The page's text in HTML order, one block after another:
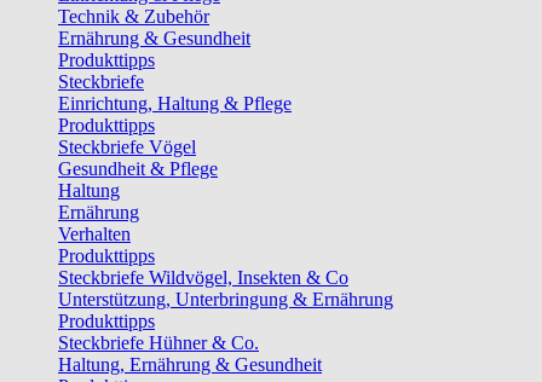
Technik & Zubehör
Ernährung & Gesundheit
Produkttipps
Steckbriefe
Einrichtung, Haltung & Pflege
Produkttipps
Steckbriefe Vögel
Gesundheit & Pflege
Haltung
Ernährung
Verhalten
Produkttipps
Steckbriefe Wildvögel, Insekten & Co
Unterstützung, Unterbringung & Ernährung
Produkttipps
Steckbriefe Hühner & Co.
Haltung, Ernährung & Gesundheit